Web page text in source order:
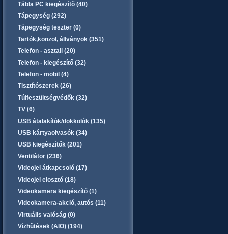
Tábla PC kiegészítő (40)
Tápegység (292)
Tápegység teszter (0)
Tartók,konzol, állványok (351)
Telefon - asztali (20)
Telefon - kiegészítő (32)
Telefon - mobil (4)
Tisztítószerek (26)
Túlfeszültségvédők (32)
TV (6)
USB átalakítók/dokkolók (135)
USB kártyaolvasók (34)
USB kiegészítők (201)
Ventilátor (236)
Videojel átkapcsoló (17)
Videojel elosztó (18)
Videokamera kiegészítő (1)
Videokamera-akció, autós (11)
Virtuális valóság (0)
Vízhűtések (AIO) (194)